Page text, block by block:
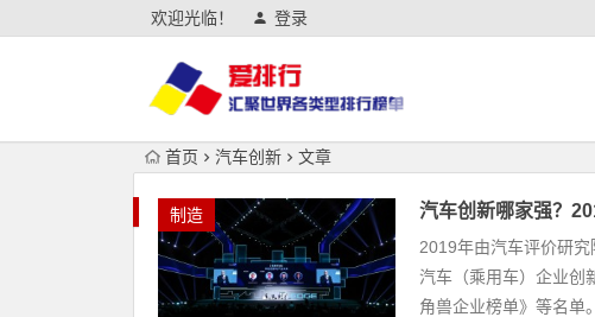
欢迎光临！ 登录
首页 汽车创新 文章
制造 汽车创新哪家强？
2019年由汽车评价研
汽车（乘用车）企业创
角兽企业榜单》等名单